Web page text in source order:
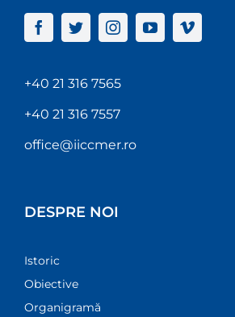
+40 21 316 7565
+40 21 316 7557
office@iiccmer.ro
DESPRE NOI
Istoric
Obiective
Organigramă